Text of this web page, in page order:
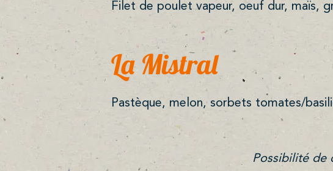
Filet de poulet vapeur, oeuf dur, maïs,
La Mistral
Pastèque, melon, sorbets tomates/
Possibilité de